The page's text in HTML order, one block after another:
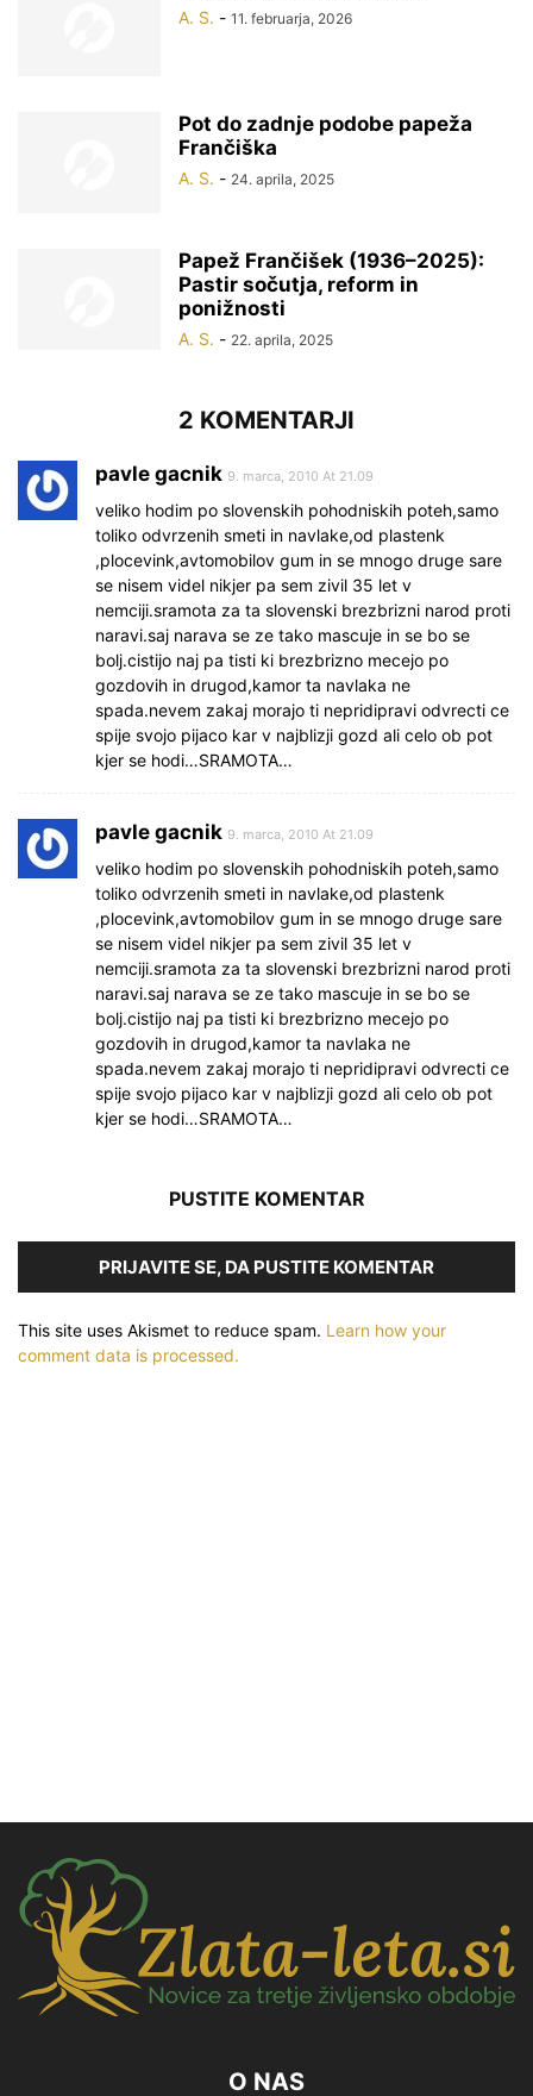
A. S. - 11. februarja, 2026
Pot do zadnje podobe papeža
Frančiška
A. S. - 24. aprila, 2025
Papež Frančišek (1936–2025):
Pastir sočutja, reform in
ponižnosti
A. S. - 22. aprila, 2025
2 KOMENTARJI
pavle gacnik 9. marca, 2010 At 21.09
veliko hodim po slovenskih pohodniskih poteh,samo
toliko odvrzenih smeti in navlake,od plastenk
,plocevink,avtomobilov gum in se mnogo druge sare
se nisem videl nikjer pa sem zivil 35 let v
nemciji.sramota za ta slovenski brezbrizni narod proti
naravi.saj narava se ze tako mascuje in se bo se
bolj.cistijo naj pa tisti ki brezbrizno mecejo po
gozdovih in drugod,kamor ta navlaka ne
spada.nevem zakaj morajo ti nepridipravi odvrecti ce
spije svojo pijaco kar v najblizji gozd ali celo ob pot
kjer se hodi…SRAMOTA…
pavle gacnik 9. marca, 2010 At 21.09
veliko hodim po slovenskih pohodniskih poteh,samo
toliko odvrzenih smeti in navlake,od plastenk
,plocevink,avtomobilov gum in se mnogo druge sare
se nisem videl nikjer pa sem zivil 35 let v
nemciji.sramota za ta slovenski brezbrizni narod proti
naravi.saj narava se ze tako mascuje in se bo se
bolj.cistijo naj pa tisti ki brezbrizno mecejo po
gozdovih in drugod,kamor ta navlaka ne
spada.nevem zakaj morajo ti nepridipravi odvrecti ce
spije svojo pijaco kar v najblizji gozd ali celo ob pot
kjer se hodi…SRAMOTA…
PUSTITE KOMENTAR
PRIJAVITE SE, DA PUSTITE KOMENTAR
This site uses Akismet to reduce spam. Learn how your
comment data is processed.
O NAS